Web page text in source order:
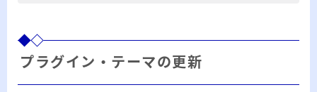
プラグイン・テーマの更新